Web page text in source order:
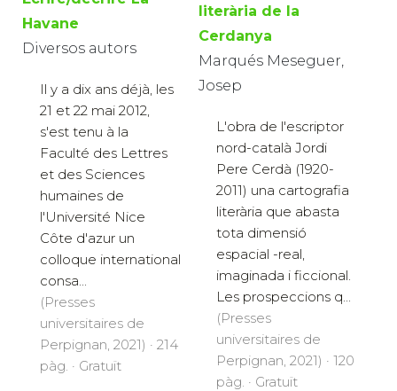
Havane
Diversos autors
Il y a dix ans déjà, les
21 et 22 mai 2012,
s'est tenu à la
Faculté des Lettres
et des Sciences
humaines de
l'Université Nice
Côte d'azur un
colloque international
consa...
(Presses
universitaires de
Perpignan, 2021) · 214
pàg. · Gratuït
literària de la
Cerdanya
Marqués Meseguer,
Josep
L'obra de l'escriptor
nord-català Jordi
Pere Cerdà (1920-
2011) una cartografia
literària que abasta
tota dimensió
espacial -real,
imaginada i ficcional.
Les prospeccions q...
(Presses
universitaires de
Perpignan, 2021) · 120
pàg. · Gratuït